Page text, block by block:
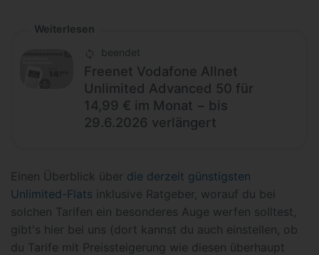
Weiterlesen
beendet
Freenet Vodafone Allnet
Unlimited Advanced 50 für
14,99 € im Monat − bis
29.6.2026 verlängert
Einen Überblick über die derzeit günstigsten
Unlimited-Flats inklusive Ratgeber, worauf du bei
solchen Tarifen ein besonderes Auge werfen solltest,
gibt's hier bei uns (dort kannst du auch einstellen, ob
du Tarife mit Preissteigerung wie diesen überhaupt